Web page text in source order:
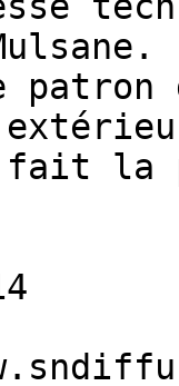
patron
fait